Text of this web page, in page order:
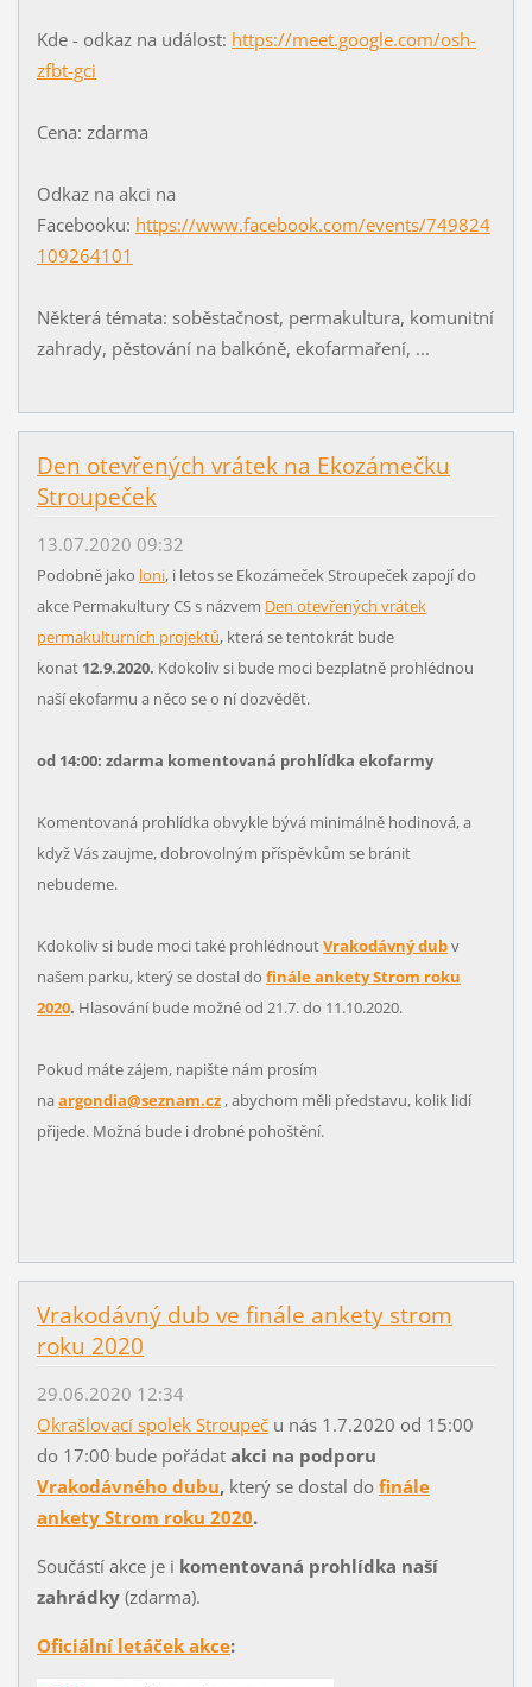
Kde - odkaz na událost: https://meet.google.com/osh-
zfbt-gci
Cena: zdarma
Odkaz na akci na
Facebooku: https://www.facebook.com/events/749824
109264101
Některá témata: soběstačnost, permakultura, komunitní
zahrady, pěstování na balkóně, ekofarmaření, ...
Den otevřených vrátek na Ekozámečku
Stroupeček
13.07.2020 09:32
Podobně jako loni, i letos se Ekozámeček Stroupeček zapojí do
akce Permakultury CS s názvem Den otevřených vrátek
permakulturních projektů, která se tentokrát bude
konat 12.9.2020. Kdokoliv si bude moci bezplatně prohlédnou
naší ekofarmu a něco se o ní dozvědět.
od 14:00: zdarma komentovaná prohlídka ekofarmy
Komentovaná prohlídka obvykle bývá minimálně hodinová, a
když Vás zaujme, dobrovolným příspěvkům se bránit
nebudeme.
Kdokoliv si bude moci také prohlédnoutVrakodávný dubv
našem parku, který se dostal do finále ankety Strom roku
2020. Hlasování bude možné od 21.7. do 11.10.2020.
Pokud máte zájem, napište nám prosím
na argondia@seznam.cz, abychom měli představu, kolik lidí
přijede. Možná bude i drobné pohoštění.
Vrakodávný dub ve finále ankety strom
roku 2020
29.06.2020 12:34
Okrašlovací spolek Stroupeču nás 1.7.2020 od 15:00
do 17:00 bude pořádat akci na podporu
Vrakodávného dubu, který se dostal do finále
ankety Strom roku 2020.
Součástí akce je i komentovaná prohlídka naší
zahrádky(zdarma).
Oficiální letáček akce: